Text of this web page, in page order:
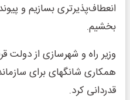
انعطاف‌پذیرتری بسازیم و
بخشیم.
وزیر راه و شهرسازی از دولت
همکاری شانگهای برای
قدردانی کرد.